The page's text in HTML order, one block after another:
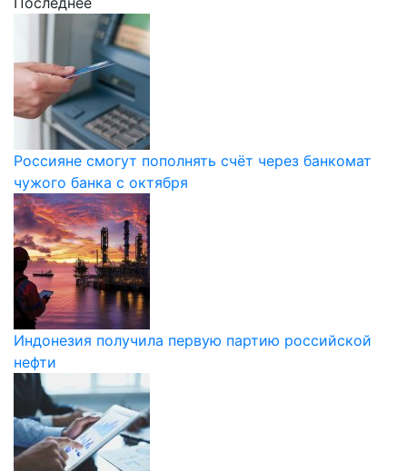
Россияне смогут пополнять счёт через банкомат
чужого банка с октября
Индонезия получила первую партию российской
нефти